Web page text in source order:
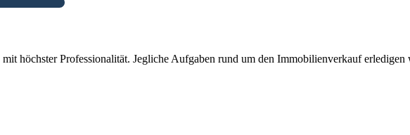
höchster Professionalität. Jegliche Aufgaben rund um den Immobilienverkauf